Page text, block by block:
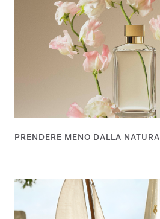
PRENDERE MENO DALLA NATURA